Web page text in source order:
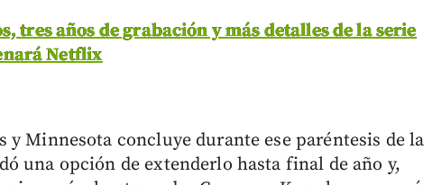
tres años de grabación y más detalles de la serie
Netflix
y Minnesota concluye durante ese paréntesis de la
una opción de extenderlo hasta final de año y,